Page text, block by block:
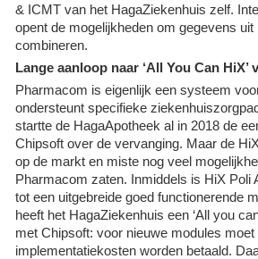
& ICMT van het HagaZiekenhuis zelf.
opent de mogelijkheden om gegevens
combineren.
Lange aanloop naar ‘All You Can HiX’
Pharmacom is eigenlijk een systeem
ondersteunt specifieke
startte de HagaApotheek al in 2018 de
Chipsoft over de vervanging. Maar de
op de markt en miste nog veel
Pharmacom zaten. Inmiddels is HiX Poli
tot een uitgebreide goed functionerende
heeft het HagaZiekenhuis een ‘All you
met Chipsoft: voor nieuwe modules moet
implementatiekosten worden betaald.